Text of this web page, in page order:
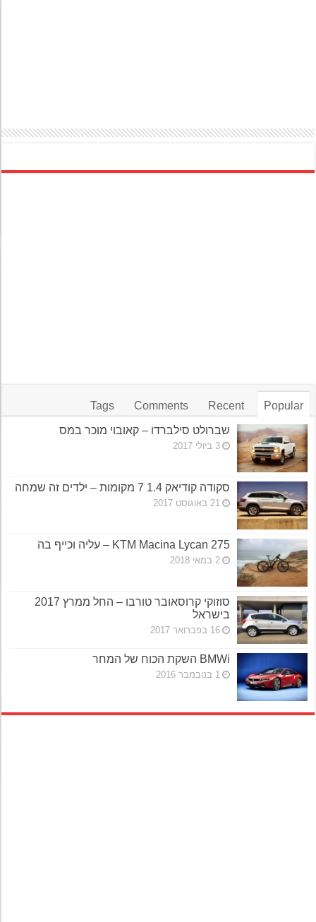
Popular
Recent
Comments
Tags
שברולט סילברדו – קאובוי מוכר במס
3 ביולי 2017
סקודה קודיאק 1.4 7 מקומות – ילדים זה שמחה
21 באוגוסט 2017
KTM Macina Lycan 275 – עליה וכייף בה
2 במאי 2018
סוזוקי קרוסאובר טורבו – החל ממרץ 2017
בישראל
16 בפברואר 2017
BMWi השקת הכוח של המחר
1 בנובמבר 2016